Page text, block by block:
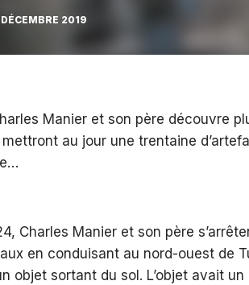
2019
Manier et son père découvre
au jour une trentaine
Charles Manier et son père
en conduisant au nord-ouest de
objet sortant du sol. L’objet avait